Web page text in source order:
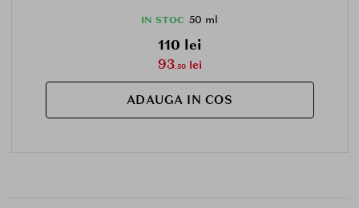
IN STOC 50 ml
110 lei
93.50lei
ADAUGA IN COS